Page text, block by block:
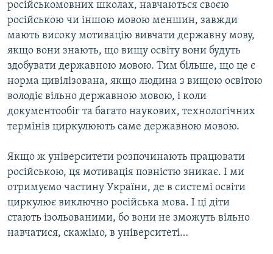
російськомовних школах, навчаються своєю
російською чи іншою мовою меншин, завжди
мають високу мотивацію вивчати державну мову,
якщо вони знають, що вищу освіту вони будуть
здобувати державною мовою. Тим більше, що це є
норма цивілізована, якщо людина з вищою освітою
володіє вільно державною мовою, і коли
документообіг та багато наукових, технологічних
термінів циркулюють саме державною мовою.
Якщо ж університети розпочинають працювати
російською, ця мотивація повністю зникає. І ми
отримуємо частину України, де в системі освіти
циркулює виключно російська мова. І ці діти
стають ізольованими, бо вони не зможуть вільно
навчатися, скажімо, в університеті…